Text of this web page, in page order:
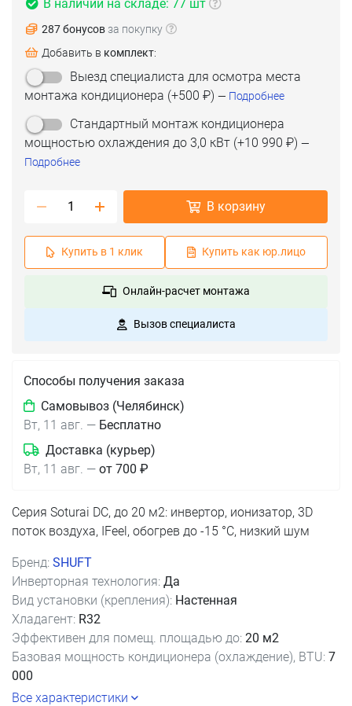
В наличии на складе: 77 шт
287 бонусов за покупку
Добавить в комплект:
Выезд специалиста для осмотра места
монтажа кондиционера (+500 ₽) — Подробнее
Стандартный монтаж кондиционера
мощностью охлаждения до 3,0 кВт (+10 990 ₽) —
Подробнее
В корзину
Купить в 1 клик Купить как юр.лицо
Онлайн-расчет монтажа
Вызов специалиста
Способы получения заказа
Самовывоз (Челябинск)
Вт, 11 авг. — Бесплатно
Доставка (курьер)
Вт, 11 авг. — от 700 ₽
Серия Soturai DC, до 20 м2: инвертор, ионизатор, 3D
поток воздуха, IFeel, обогрев до -15 °C, низкий шум
Бренд: SHUFT
Инверторная технология: Да
Вид установки (крепления): Настенная
Хладагент: R32
Эффективен для помещ. площадью до: 20 м2
Базовая мощность кондиционера (охлаждение), BTU: 7
000
Все характеристики
(срок 2-3 дня)
(срок 8-9 дней)